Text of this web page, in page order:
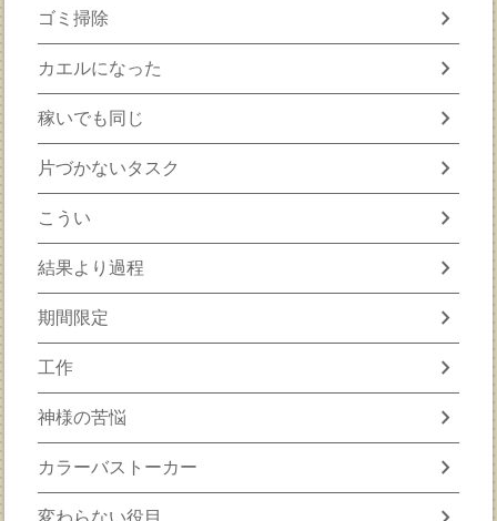
ゴミ掃除 chevron_right
カエルになった chevron_right
稼いでも同じ chevron_right
片づかないタスク chevron_right
こうい chevron_right
結果より過程 chevron_right
期間限定 chevron_right
工作 chevron_right
神様の苦悩 chevron_right
カラーバストーカー chevron_right
変わらない役目